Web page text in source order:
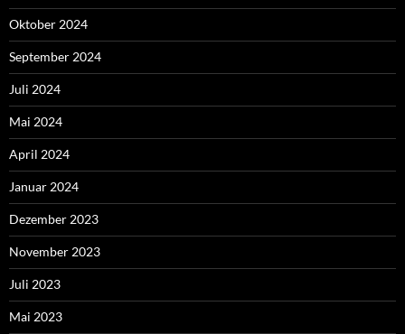
Oktober 2024
September 2024
Juli 2024
Mai 2024
April 2024
Januar 2024
Dezember 2023
November 2023
Juli 2023
Mai 2023